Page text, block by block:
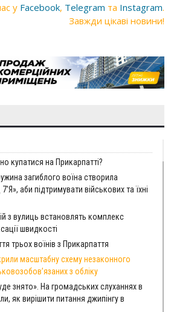
у Facebook, Telegram та Instagram.
Завжди цікаві новини!
купатися на Прикарпатті?
загиблого воїна створила
аби підтримувати військових та їхні
з вулиць встановлять комплекс
швидкості
трьох воїнів з Прикарпаття
масштабну схему незаконного
з обліку
знято». На громадських слуханнях в
як вирішити питання джипінгу в